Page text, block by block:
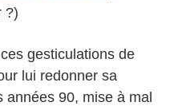
?)
gesticulations de
lui redonner sa
années 90, mise à mal